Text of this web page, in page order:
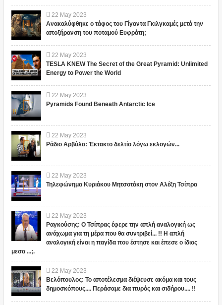
22 May 2023
Ανακαλύφθηκε ο τάφος του Γίγαντα Γκιλγκαμές μετά την
αποξήρανση του ποταμού Ευφράτη;
22 May 2023
TESLA KNEW The Secret of the Great Pyramid: Unlimited
Energy to Power the World
22 May 2023
Pyramids Found Beneath Antarctic Ice
22 May 2023
Ράδιο Αρβύλα: Έκτακτο δελτίο λόγω εκλογών...
22 May 2023
Τηλεφώνημα Κυριάκου Μητσοτάκη στον Αλέξη Τσίπρα
22 May 2023
Ραγκούσης: Ο Τσίπρας έφερε την απλή αναλογική ως
ανάχωμα για τη μέρα που θα συντριβεί... !! Η απλή
αναλογική είναι η παγίδα που έστησε και έπεσε ο ίδιος
μεσα ...;.
22 May 2023
Βελόπουλος: Το αποτέλεσμα διέψευσε ακόμα και τους
δημοσκόπους.... Περάσαμε δια πυρός και σιδήρου.... !!